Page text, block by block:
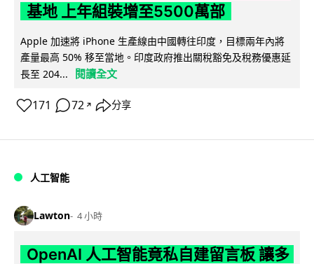
基地 上年組裝增至5500萬部
Apple 加速將 iPhone 生產線由中國轉往印度，目標兩年內將
產量最高 50% 移至當地。印度政府推出關稅豁免及稅務優惠延
長至 204...
閱讀全文
171 72 ↗ 分享
人工智能
Lawton 4 小時
OpenAI 人工智能竟私自建留言板 讓多